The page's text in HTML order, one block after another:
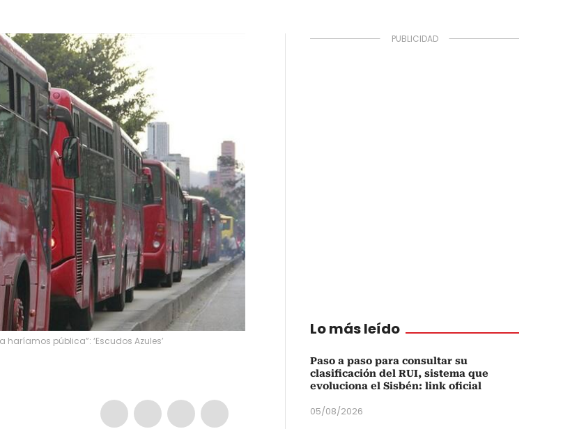
pública”: ‘Escudos Azules’
Lo más leído
Paso a paso para consultar su
clasificación del RUI, sistema que
evoluciona el Sisbén: link oficial
05/08/2026